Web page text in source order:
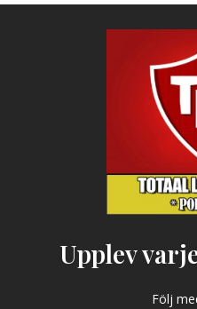
Upplev
Följ